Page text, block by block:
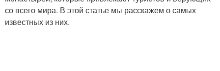
со всего мира. В этой статье мы расскажем о самых
известных из них.